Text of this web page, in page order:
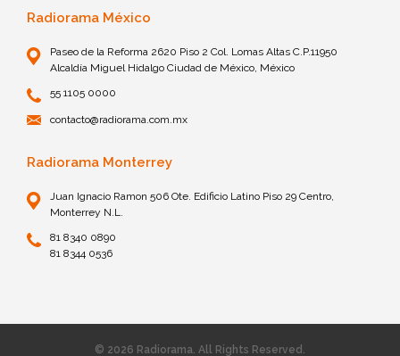
Radiorama México
Paseo de la Reforma 2620 Piso 2 Col. Lomas Altas C.P.11950
Alcaldía Miguel Hidalgo Ciudad de México, México
55 1105 0000
contacto@radiorama.com.mx
Radiorama Monterrey
Juan Ignacio Ramon 506 Ote. Edificio Latino Piso 29 Centro,
Monterrey N.L.
81 8340 0890
81 8344 0536
© 2026 Radiorama. All Rights Reserved.